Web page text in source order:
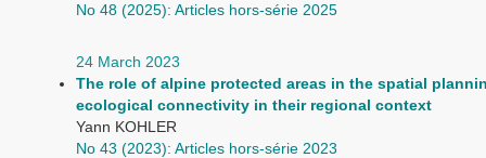
No 48 (2025): Articles hors-série 2025
24 March 2023
The role of alpine protected areas in the spatial
ecological connectivity in their regional context
Yann KOHLER
No 43 (2023): Articles hors-série 2023